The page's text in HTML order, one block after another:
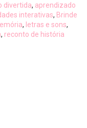
divertida, aprendizado
interativas, Brinde
, letras e sons,
, reconto de história